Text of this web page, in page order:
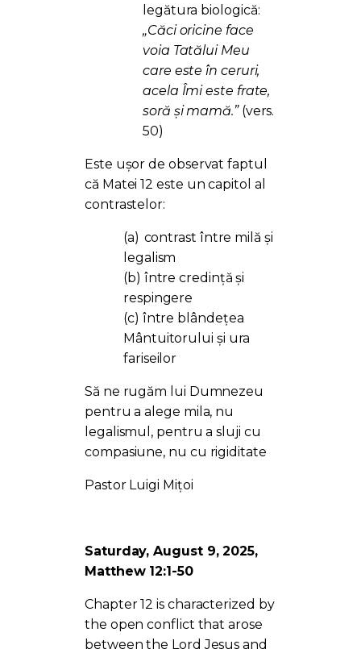
legătura biologică:
„Căci oricine face
voia Tatălui Meu
care este în ceruri,
acela Îmi este frate,
soră şi mamă.”(vers.
50)
Este ușor de observat faptul
că Matei 12 este un capitol al
contrastelor:
(a) contrast între milă și
legalism
(b) între credință și
respingere
(c) între blândețea
Mântuitorului și ura
fariseilor
Să ne rugăm lui Dumnezeu
pentru a alege mila, nu
legalismul, pentru a sluji cu
compasiune, nu cu rigiditate
Pastor Luigi Mițoi
Saturday, August 9, 2025,
Matthew 12:1-50
Chapter 12 is characterized by
the open conflict that arose
between the Lord Jesus and